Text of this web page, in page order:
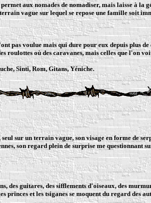
aux nomades de nomadiser, mais laisse à la
vague sur lequel se repose une famille soit
pas voulue mais qui dure pour eux depuis plus de
où des caravanes, mais celles que l'on
Sinti, Rom, Gitans, Yéniche.
sur un terrain vague, son visage en forme de
son regard plein de surprise me questionnant
guitares, des sifflements d'oiseaux, des
et les tsiganes se moquent du regard des